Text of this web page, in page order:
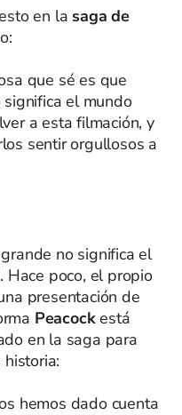
en la saga de
que sé es que
el mundo
a esta filmación, y
sentir orgullosos a
no significa el
Hace poco, el propio
presentación de
Peacockestá
en la saga para
hemos dado cuenta